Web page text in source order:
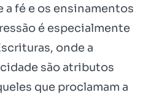
fé e os ensinamentos
é especialmente
onde a
são atributos
que proclamam a